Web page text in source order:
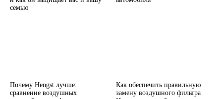
семью
Почему Hengst лучше:
сравнение воздушных
Как обеспечить правильную
замену воздушного фильтра